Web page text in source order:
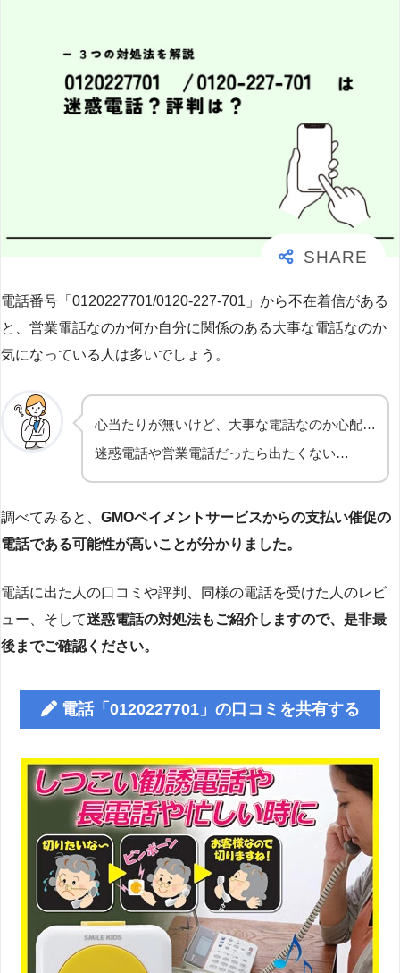
電話番号「0120227701/0120-227-701」から不在着信がある
と、営業電話なのか何か自分に関係のある大事な電話なのか
気になっている人は多いでしょう。
心当たりが無いけど、大事な電話なのか心配…
迷惑電話や営業電話だったら出たくない…
調べてみると、 GMOペイメントサービスからの支払い催促の
電話である可能性が高いことが分かりました。
電話に出た人の口コミや評判、同様の電話を受けた人のレビ
ュー、そして迷惑電話の対処法もご紹介しますので、是非最
後までご確認ください。
電話「0120227701」の口コミを共有する